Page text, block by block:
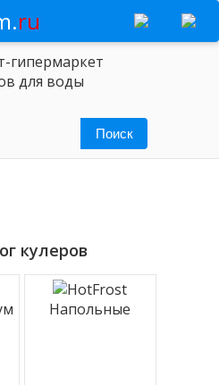
ru
гипермаркет
для воды
кулеров
Напольные